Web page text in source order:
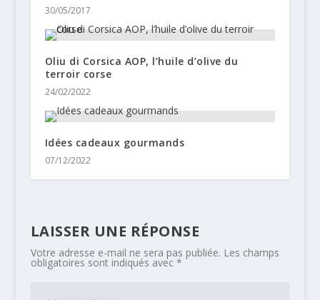
30/05/2017
Oliu di Corsica AOP, l’huile d’olive du
terroir corse
24/02/2022
Idées cadeaux gourmands
07/12/2022
LAISSER UNE RÉPONSE
Votre adresse e-mail ne sera pas publiée. Les champs
obligatoires sont indiqués avec *